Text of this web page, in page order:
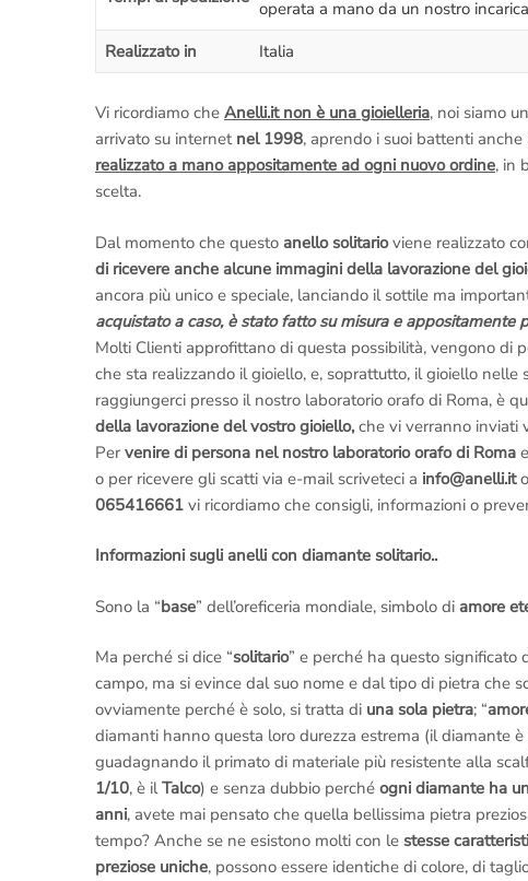
operata a mano da un nostro
Realizzato in
Italia
Vi ricordiamo che Anelli.it non è una gioielleria, noi siamo un
arrivato su internet nel 1998, aprendo i suoi battenti anche
realizzato a mano appositamente ad ogni nuovo ordine, in
scelta.
Dal momento che questo anello solitarioviene realizzato
di ricevere anche alcune immagini della lavorazione del
ancora più unico e speciale, lanciando il sottile ma
acquistato a caso, è stato fatto su misura e appositamente
Molti Clienti approfittano di questa possibilità, vengono di
che sta realizzando il gioiello, e, soprattutto, il gioiello
raggiungerci presso il nostro laboratorio orafo di Roma, è
della lavorazione del vostro gioiello, che vi verranno inviati
Per venire di persona nel nostro laboratorio orafo di Roma e
o per ricevere gli scatti via e-mail scriveteci a info@anelli.it
065416661 vi ricordiamo che consigli, informazioni o
Informazioni sugli anelli con diamante solitario..
Sono la “base” dell’oreficeria mondiale, simbolo di amore
Ma perché si dice “solitario” e perché ha questo significato
campo, ma si evince dal suo nome e dal tipo di pietra che
ovviamente perché è solo, si tratta di una sola pietra; “
diamanti hanno questa loro durezza estrema (il diamante
guadagnando il primato di materiale più resistente alla
1/10, è ilTalco) e senza dubbio perché ogni diamante ha
anni, avete mai pensato che quella bellissima pietra
tempo? Anche se ne esistono molti con le stesse
preziose uniche, possono essere identiche di colore, di